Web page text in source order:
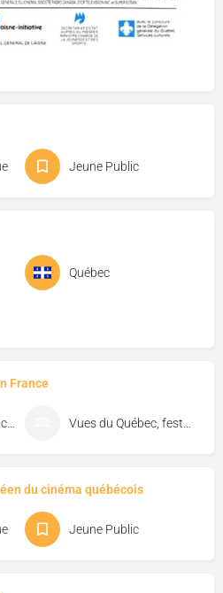
Jeune Public
Québec
France
du cinéma québécois
Jeune Public